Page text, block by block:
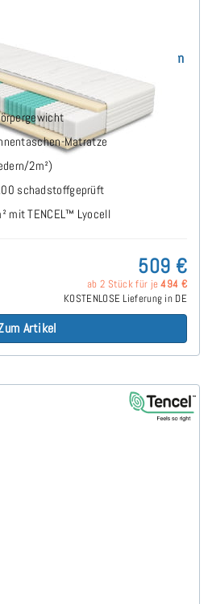
TTFK-Matratze 140x190 cm
Matratze
2m²)
schadstoffgeprüft
mit TENCEL™ Lyocell
509 €
ab 2 Stück für je494 €
KOSTENLOSE Lieferung in DE
Artikel